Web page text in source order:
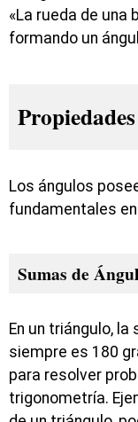
«La rueda de una
formando un
Los ángulos
fundamentales
Sumas de
En un triángulo,
siempre es 180
para resolver
trigonometría.